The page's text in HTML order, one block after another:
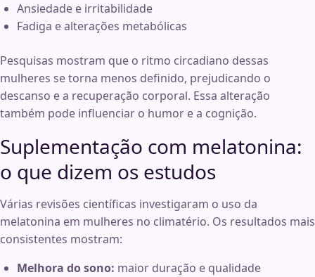
Ansiedade e irritabilidade
Fadiga e alterações metabólicas
Pesquisas mostram que o ritmo circadiano dessas
mulheres se torna menos definido, prejudicando o
descanso e a recuperação corporal. Essa alteração
também pode influenciar o humor e a cognição.
Suplementação com melatonina:
o que dizem os estudos
Várias revisões científicas investigaram o uso da
melatonina em mulheres no climatério. Os resultados mais
consistentes mostram:
Melhora do sono: maior duração e qualidade